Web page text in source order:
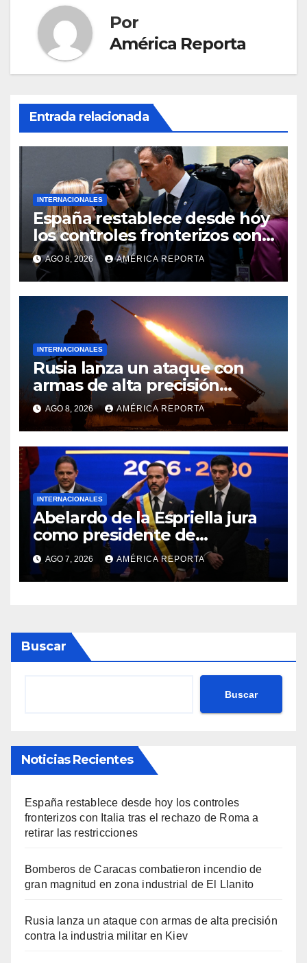
Por
América Reporta
Entrada relacionada
INTERNACIONALES
España restablece desde hoy
los controles fronterizos con
Italia tras el rechazo de Roma
a retirar las restricciones
AGO 8, 2026 AMÉRICA REPORTA
INTERNACIONALES
Rusia lanza un ataque con
armas de alta precisión
contra la industria militar en
Kiev
AGO 8, 2026 AMÉRICA REPORTA
INTERNACIONALES
Abelardo de la Espriella jura
como presidente de
Colombia para el periodo
2026-2030
AGO 7, 2026 AMÉRICA REPORTA
Buscar
Buscar
Noticias Recientes
España restablece desde hoy los controles
fronterizos con Italia tras el rechazo de Roma a
retirar las restricciones
Bomberos de Caracas combatieron incendio de
gran magnitud en zona industrial de El Llanito
Rusia lanza un ataque con armas de alta precisión
contra la industria militar en Kiev